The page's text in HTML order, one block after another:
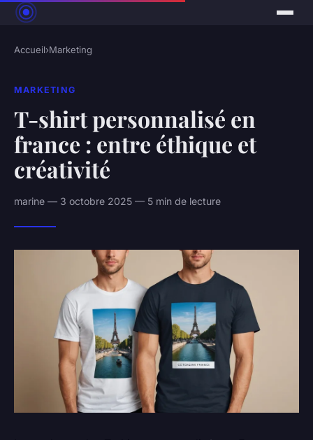
Accueil›Marketing
MARKETING
T-shirt personnalisé en
france : entre éthique et
créativité
marine — 3 octobre 2025 — 5 min de lecture